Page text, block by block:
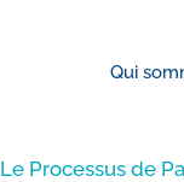
Qui
Le Processus de